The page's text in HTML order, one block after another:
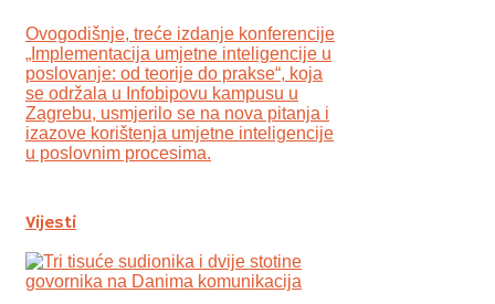
Ovogodišnje, treće izdanje konferencije
„Implementacija umjetne inteligencije u
poslovanje: od teorije do prakse“, koja
se održala u Infobipovu kampusu u
Zagrebu, usmjerilo se na nova pitanja i
izazove korištenja umjetne inteligencije
u poslovnim procesima.
Vijesti